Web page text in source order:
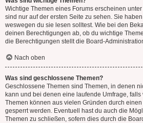
Wichtige Themen eines Forums erscheinen
sind nur auf der ersten Seite zu sehen. Sie
weswegen du sie lesen solltest. Wie bei den
deinen Berechtigungen ab, ob du wichtige
die Berechtigungen stellt die Board-
Nach oben
Was sind geschlossene Themen?
Geschlossene Themen sind Themen, in denen
kann und bei denen eine laufende Umfrage,
Themen können aus vielen Gründen durch
gesperrt werden. Eventuell hast du auch die
Themen zu schließen, sofern dies durch die